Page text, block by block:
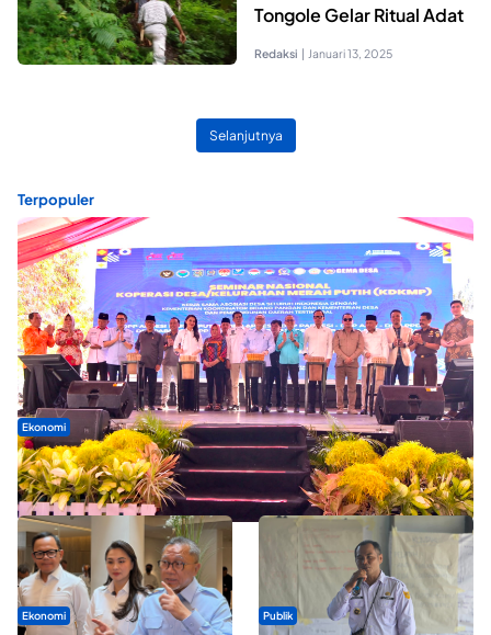
Tongole Gelar Ritual Adat
Redaksi | Januari 13, 2025
Selanjutnya
Terpopuler
Ekonomi
Seminar di Ternate, Mendes Perkuat Sinergi Percepatan
Kopdes Merah Putih
Ekonomi Publik